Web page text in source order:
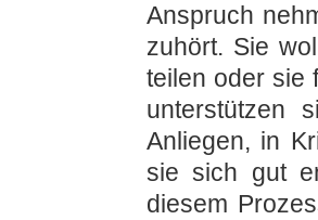
Anspruch
zuhört. Sie
teilen oder sie
unterstützen
Anliegen, in
sie sich gut
diesem